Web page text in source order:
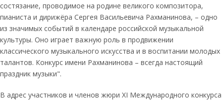
состязание, проводимое на родине великого композитора,
пианиста и дирижёра Сергея Васильевича Рахманинова, – одно
из значимых событий в календаре российской музыкальной
культуры. Оно играет важную роль в продвижении
классического музыкального искусства и в воспитании молодых
талантов. Конкурс имени Рахманинова – всегда настоящий
праздник музыки".
В адрес участников и членов жюри XI Международного конкурса